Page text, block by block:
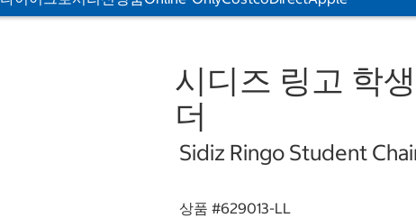
시디즈 링고 학
더
Sidiz Ringo Student
상품 #629013-LL